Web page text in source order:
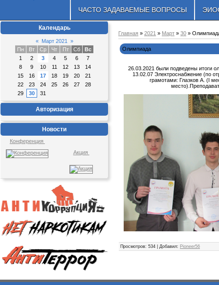
ЧАСТО ЗАДАВАЕМЫЕ ВОПРОСЫ
Календарь
« Март 2021
»
Пн
Вт Ср Чт Пт Сб
Вс
1
2 3 4 5 6
7
8
9 10 11 12 13
14
15
16 17 18 19 20
21
22
23 24 25 26 27
28
29
30 31
Авторизация
Новости
Конференция
Акция
Главная » 2021 » Март » 30 »
Олимпиада
26.03.2021 были подведены итоги
13.02.07 Электроснабжение (по
грамотами: Глазков А. (I
Просмотров: 534 | Добавил: Pioneer56